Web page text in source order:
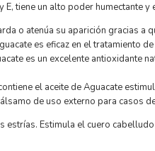
E, tiene un alto poder humectante
o atenúa su aparición gracias a
es eficaz en el tratamiento
es un excelente antioxidante
el aceite de Aguacate
de uso externo para casos
estrías. Estimula el cuero